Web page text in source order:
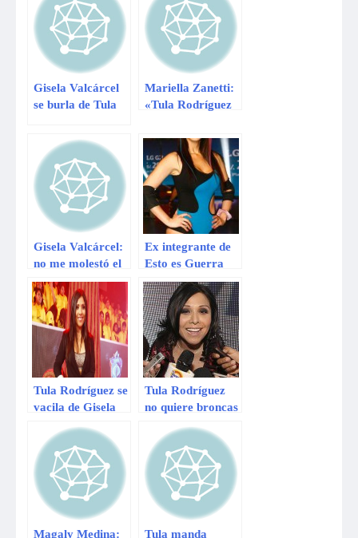
Gisela Valcárcel
se burla de Tula
gran show”
Mariella Zanetti:
«Tula Rodríguez
chola»
Gisela Valcárcel:
no me molestó el
comentario de
Tula Rodríguez
Ex integrante de
Esto es Guerra
luce su embarazo
en redes sociales
Tula Rodríguez se
vacila de Gisela
Tula Rodríguez
no quiere broncas
Valcárcel
Magaly Medina: Tula manda